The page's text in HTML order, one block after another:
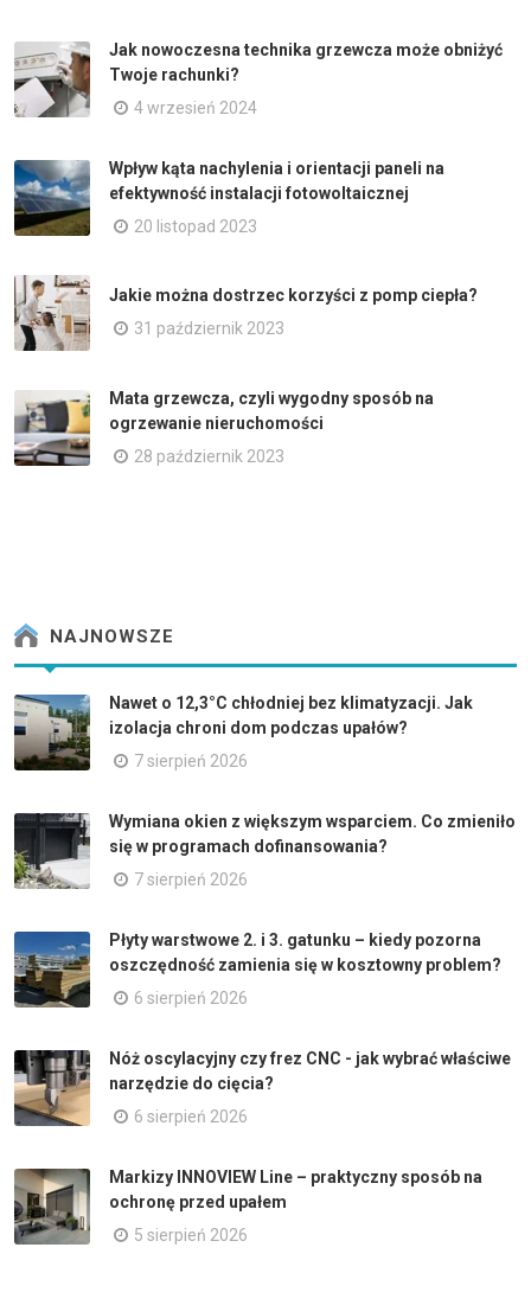
Jak nowoczesna technika grzewcza może obniżyć
Twoje rachunki?
4 wrzesień 2024
Wpływ kąta nachylenia i orientacji paneli na
efektywność instalacji fotowoltaicznej
20 listopad 2023
Jakie można dostrzec korzyści z pomp ciepła?
31 październik 2023
Mata grzewcza, czyli wygodny sposób na
ogrzewanie nieruchomości
28 październik 2023
NAJNOWSZE
Nawet o 12,3°C chłodniej bez klimatyzacji. Jak
izolacja chroni dom podczas upałów?
7 sierpień 2026
Wymiana okien z większym wsparciem. Co zmieniło
się w programach dofinansowania?
7 sierpień 2026
Płyty warstwowe 2. i 3. gatunku – kiedy pozorna
oszczędność zamienia się w kosztowny problem?
6 sierpień 2026
Nóż oscylacyjny czy frez CNC - jak wybrać właściwe
narzędzie do cięcia?
6 sierpień 2026
Markizy INNOVIEW Line – praktyczny sposób na
ochronę przed upałem
5 sierpień 2026